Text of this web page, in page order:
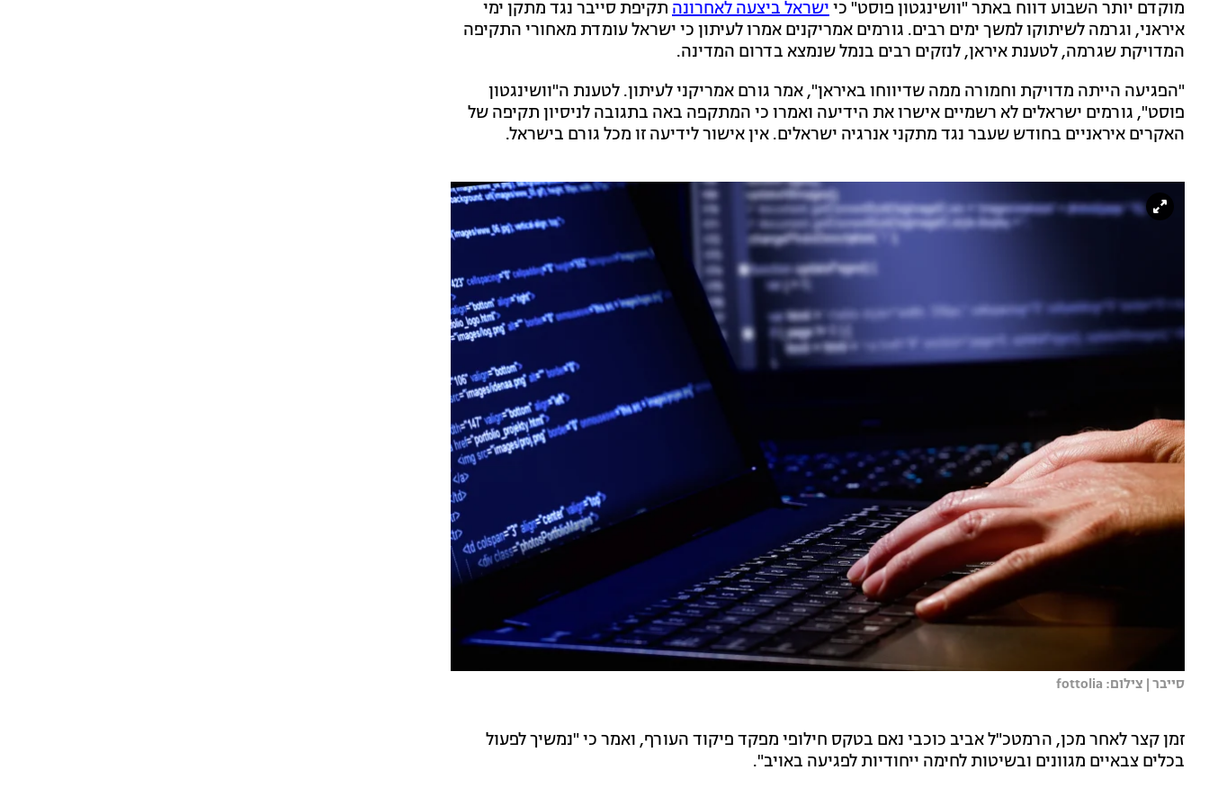
מוקדם יותר השבוע דווח באתר "וושינגטון פוסט" כיישראל ביצעה לאחרונה תקיפת סייבר נגד מתקן ימי
איראני, וגרמה לשיתוקו למשך ימים רבים. גורמים אמריקנים אמרו לעיתון כי ישראל עומדת מאחורי התקיפה
המדויקת שגרמה, לטענת איראן, לנזקים רבים בנמל שנמצא בדרום המדינה.
"הפגיעה הייתה מדויקת וחמורה ממה שדיווחו באיראן", אמר גורם אמריקני לעיתון. לטענת ה"וושינגטון
פוסט", גורמים ישראלים לא רשמיים אישרו את הידיעה ואמרו כי המתקפה באה בתגובה לניסיון תקיפה של
האקרים איראניים בחודש שעבר נגד מתקני אנרגיה ישראלים. אין אישור לידיעה זו מכל גורם בישראל.
סייבר | צילום: fottolia
זמן קצר לאחר מכן, הרמטכ"ל אביב כוכבי נאם בטקס חילופי מפקד פיקוד העורף, ואמר כי "נמשיך לפעול
בכלים צבאיים מגוונים ובשיטות לחימה ייחודיות לפגיעה באויב".